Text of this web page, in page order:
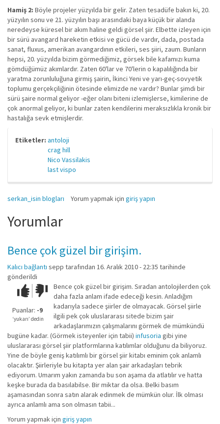
Hamiş 2: Böyle projeler yüzyılda bir gelir. Zaten tesadüfe bakın ki, 20.
yüzyılın sonu ve 21. yüzyılın başı arasındaki baya küçük bir alanda
neredeyse küresel bir akım haline geldi görsel şiir. Elbette izleyen için
bir sürü avangard hareketin etkisi ve gücü de vardır, dada, postada
sanat, fluxus, amerikan avangardının etkileri, ses şiiri, zaum. Bunların
hepsi, 20. yüzyılda bizim görmediğimiz, görsek bile kafamızı kuma
gömdüğümüz akımlardır. Zaten 60'lar ve 70'lerin o kapalılığında bir
yaratma zorunluluğuna girmiş şairin, İkinci Yeni ve yarı-geç-sovyetik
toplumu gerçekçiliğinin ötesinde elimizde ne vardır? Bunlar şimdi bir
sürü şaire normal geliyor -eğer olanı biteni izlemişlerse, kimilerine de
çok anormal geliyor, ki bunlar zaten kendilerini meraksızlıkla kronik bir
hastalığa sevk etmişlerdir.
Etiketler: antoloji
crag hill
Nico Vassilakis
last vispo
serkan_isin blogları Yorum yapmak için giriş yapın
Yorumlar
Bence çok güzel bir girişim.
Kalıcı bağlantı sepp tarafından 16. Aralık 2010 - 22:35 tarihinde
gönderildi
Çok iyi!O
kadar
iyi
değil!
Puanlar: -9
‘yukarı’ dedin
Bence çok güzel bir girişim. Sıradan antolojilerden çok
daha fazla anlam ifade edeceği kesin. Anladığım
kadarıyla sadece şiirler de olmayacak. Görsel şiirle
ilgili pek çok uluslararası sitede bizim şair
arkadaşlarımızın çalışmalarını görmek de mümkündü
bugüne kadar. (Görmek isteyenler için tabii) infusoria gibi yine
uluslararası görsel şiir platformlarına katılımlar olduğunu da biliyoruz.
Yine de böyle geniş katılımlı bir görsel şiir kitabı eminim çok anlamlı
olacaktır. Şiirleriyle bu kitapta yer alan şair arkadaşları tebrik
ediyorum. Umarım yakın zamanda bu son aşama da atlatılır ve hatta
keşke burada da basılabilse. Bir miktar da olsa. Belki basım
aşamasından sonra satın alarak edinmek de mümkün olur. İlk olması
ayrıca anlamlı ama son olmasın tabii...
Yorum yapmak için giriş yapın